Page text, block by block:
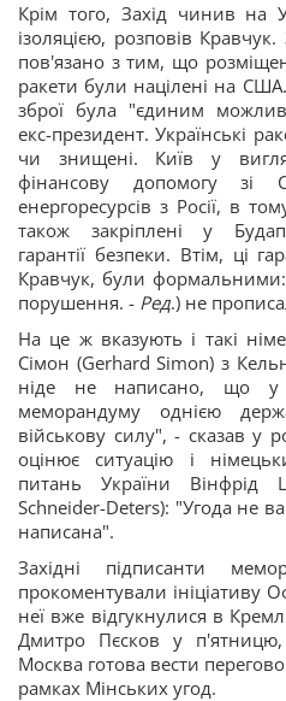
Крім того, Захід чинив на
ізоляцією, розповів
пов'язано з тим, що
ракети були націлені на
зброї була "єдиним
екс-президент. Українські
чи знищені. Київ у
фінансову допомогу зі
енергоресурсів з Росії, в
також закріплені у
гарантії безпеки. Втім, ці
Кравчук, були формальними:
порушення. - Ред.) не
На це ж вказують і такі
Сімон (Gerhard Simon) з
ніде не написано, що у
меморандуму однією
військову силу", - сказав у
оцінює ситуацію і
питань України Вінфрід
Schneider-Deters): "Угода не
написана".
Західні підписанти
прокоментували ініціативу
неї вже відгукнулися в
Дмитро Пєсков у
Москва готова вести
рамках Мінських угод.